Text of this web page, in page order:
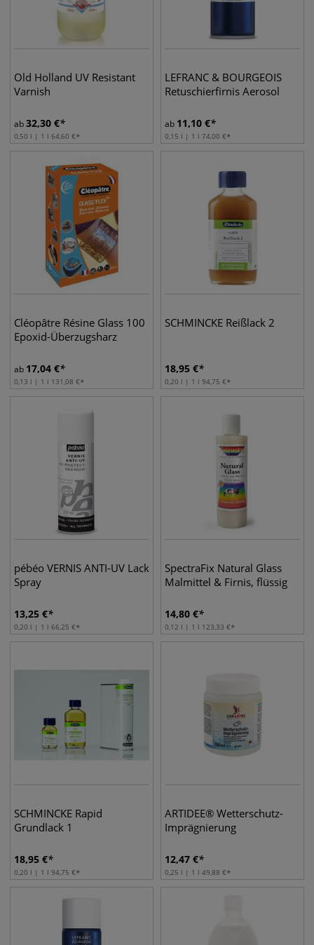
Old Holland UV Resistant
Varnish
ab32,30 €
0,50 l | 1 l 64,60 €
LEFRANC & BOURGEOIS
Retuschierfirnis Aerosol
ab 11,10 €
0,15 l | 1 l 74,00 €
Cléopâtre Résine Glass 100
Epoxid-Überzugsharz
ab 17,04 €
0,13 l | 1 l 131,08 €
SCHMINCKE Reißlack 2
18,95 €
0,20 l | 1 l 94,75 €
pébéo VERNIS ANTI-UV Lack
Spray
13,25 €
0,20 l | 1 l 66,25 €
SpectraFix Natural Glass
Malmittel & Firnis, flüssig
14,80 €
0,12 l | 1 l 123,33 €
SCHMINCKE Rapid
Grundlack 1
18,95 €
0,20 l | 1 l 94,75 €
ARTIDEE® Wetterschutz-
Imprägnierung
12,47 €
0,25 l | 1 l 49,88 €